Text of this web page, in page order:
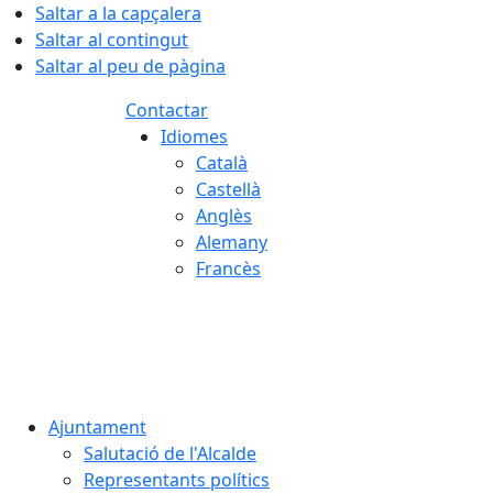
Saltar a la capçalera
Saltar al contingut
Saltar al peu de pàgina
Contactar
Idiomes
Català
Castellà
Anglès
Alemany
Francès
Ajuntament
Salutació de l'Alcalde
Representants polítics